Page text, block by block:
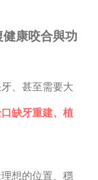
康咬合與功
、甚至需要大
缺牙重建、植
想的位置、穩